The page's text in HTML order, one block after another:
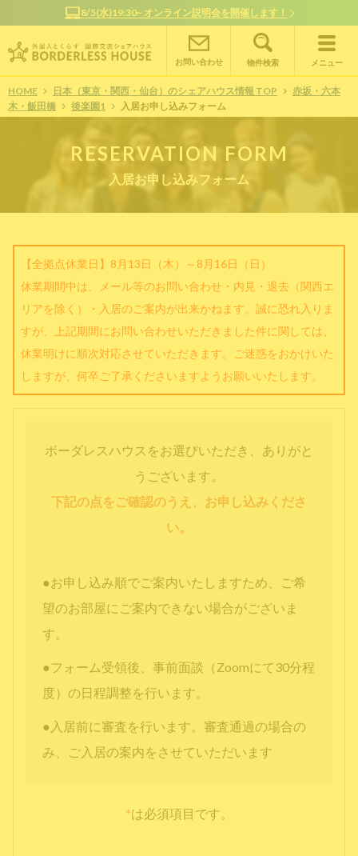
水)19:30~ オンライン説明会を開催します！
お問い合わせ 物件検索 メニュー
HOME 日本（東京・関西・仙台）のシェアハウス情報 TOP
赤坂・六本
木・飯田橋
後楽園1 入居お申し込みフォーム
RESERVATION FORM
入居お申し込みフォーム
【全拠点休業日】8月13日（木）～8月16日（日）
休業期間中は、メール等のお問い合わせ・内見・退去（関西エ
リアを除く）・入居のご案内が出来かねます。誠に恐れ入りま
すが、上記期間にお問い合わせいただきました件に関しては、
休業明けに順次対応させていただきます。ご迷惑をおかけいた
しますが、何卒ご了承くださいますようお願いいたします。
ボーダレスハウスをお選びいただき、ありがと
うございます。
下記の点をご確認のうえ、お申し込みくださ
い。
●お申し込み順でご案内いたしますため、ご希
望のお部屋にご案内できない場合がございま
す。
●フォーム受領後、事前面談（Zoomにて30分程
度）の日程調整を行います。
●入居前に審査を行います。審査通過の場合の
み、ご入居の案内をさせていただいます
*は必須項目です。